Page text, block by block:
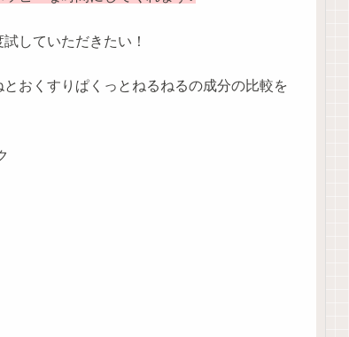
していただきたい！
おくすりぱくっとねるねるの成分の比較を